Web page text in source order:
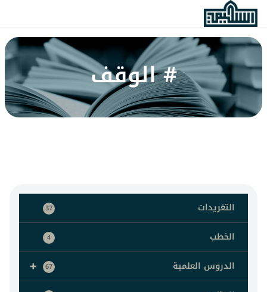
# الوقف
التغريدات 37
الخطب 4
+ الدروس العلمية 67